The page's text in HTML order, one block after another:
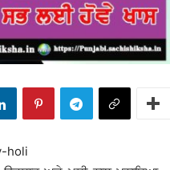
holi